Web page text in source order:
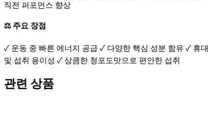
직전 퍼포먼스 향상
⚖️ 주요 장점
✓ 운동 중 빠른 에너지 공급 ✓ 다양한 핵심 성분 함유 ✓ 휴대
및 섭취 용이성 ✓ 상큼한 청포도맛으로 편안한 섭취
관련 상품